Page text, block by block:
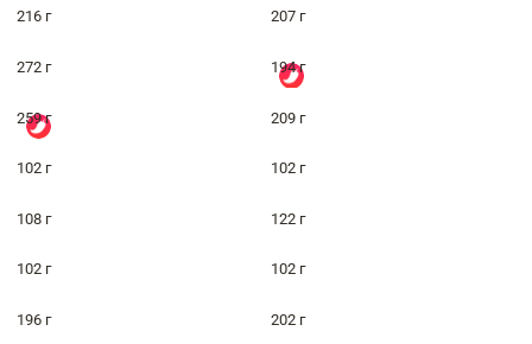
216 г 207 г
272 г 194 г
259 г 209 г
102 г 102 г
108 г 122 г
102 г 102 г
196 г 202 г